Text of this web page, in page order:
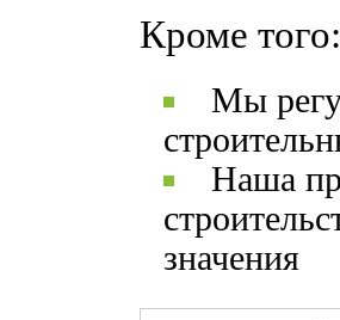
Кроме того:
Мы
Наша
значения